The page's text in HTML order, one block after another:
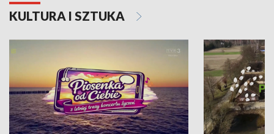
KULTURA I SZTUKA